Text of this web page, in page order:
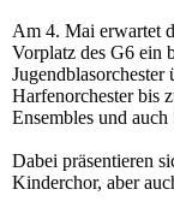
Am 4. Mai erwartet
Vorplatz des G6 ein
Harfenorchester bis
Ensembles und
Dabei präsentieren
Kinderchor, aber